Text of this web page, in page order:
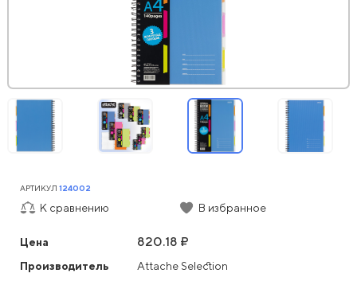
Цена 820.18 ₽
Производитель
Attache Selection
АРТИКУЛ 124002
К сравнению В избранное